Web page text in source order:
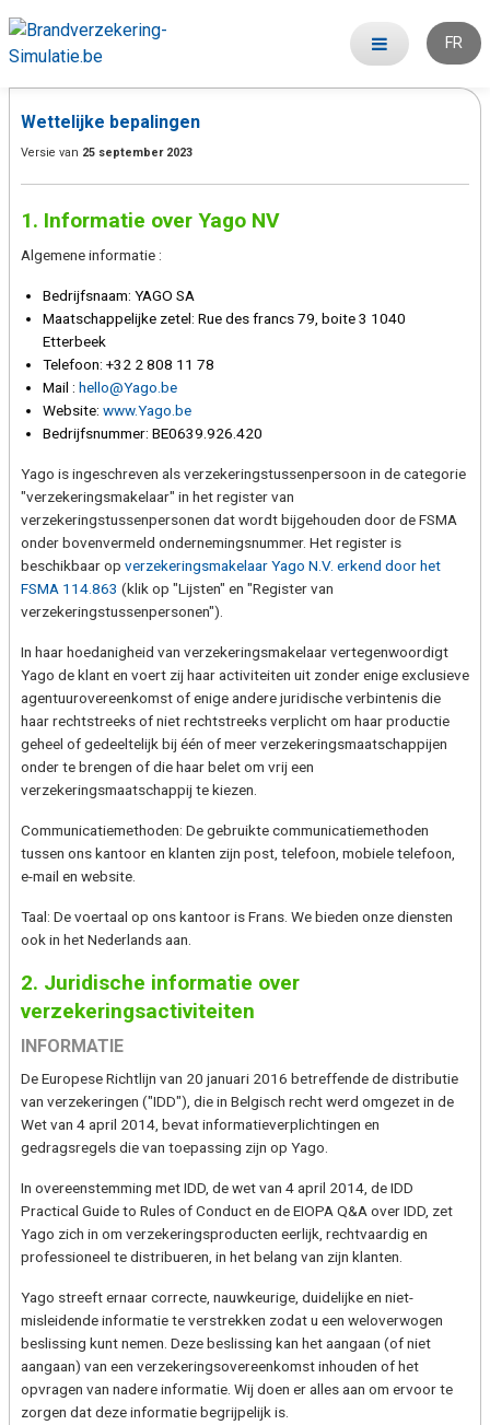
FR
Wettelijke bepalingen
Versie van 25 september 2023
1. Informatie over Yago NV
Algemene informatie :
Bedrijfsnaam: YAGO SA
Maatschappelijke zetel: Rue des francs 79, boite 3 1040
Etterbeek
Telefoon: +32 2 808 11 78
Mail : hello@Yago.be
Website: www.Yago.be
Bedrijfsnummer: BE0639.926.420
Yago is ingeschreven als verzekeringstussenpersoon in de categorie
"verzekeringsmakelaar" in het register van
verzekeringstussenpersonen dat wordt bijgehouden door de FSMA
onder bovenvermeld ondernemingsnummer. Het register is
beschikbaar op verzekeringsmakelaar Yago N.V. erkend door het
FSMA 114.863 (klik op "Lijsten" en "Register van
verzekeringstussenpersonen").
In haar hoedanigheid van verzekeringsmakelaar vertegenwoordigt
Yago de klant en voert zij haar activiteiten uit zonder enige exclusieve
agentuurovereenkomst of enige andere juridische verbintenis die
haar rechtstreeks of niet rechtstreeks verplicht om haar productie
geheel of gedeeltelijk bij één of meer verzekeringsmaatschappijen
onder te brengen of die haar belet om vrij een
verzekeringsmaatschappij te kiezen.
Communicatiemethoden: De gebruikte communicatiemethoden
tussen ons kantoor en klanten zijn post, telefoon, mobiele telefoon,
e-mail en website.
Taal: De voertaal op ons kantoor is Frans. We bieden onze diensten
ook in het Nederlands aan.
2. Juridische informatie over
verzekeringsactiviteiten
INFORMATIE
De Europese Richtlijn van 20 januari 2016 betreffende de distributie
van verzekeringen ("IDD"), die in Belgisch recht werd omgezet in de
Wet van 4 april 2014, bevat informatieverplichtingen en
gedragsregels die van toepassing zijn op Yago.
In overeenstemming met IDD, de wet van 4 april 2014, de IDD
Practical Guide to Rules of Conduct en de EIOPA Q&A over IDD, zet
Yago zich in om verzekeringsproducten eerlijk, rechtvaardig en
professioneel te distribueren, in het belang van zijn klanten.
Yago streeft ernaar correcte, nauwkeurige, duidelijke en niet-
misleidende informatie te verstrekken zodat u een weloverwogen
beslissing kunt nemen. Deze beslissing kan het aangaan (of niet
aangaan) van een verzekeringsovereenkomst inhouden of het
opvragen van nadere informatie. Wij doen er alles aan om ervoor te
zorgen dat deze informatie begrijpelijk is.